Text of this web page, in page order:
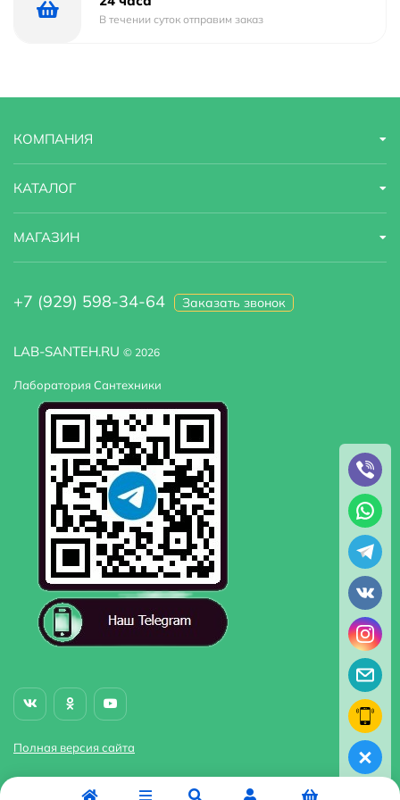
тумба с раковиной
Форма раковины
Материал фасада
Оснащение крепления
Система хранения С ящиками
Цвет раковины : Белый
В течении суток отправим заказ
LAB-SANTEH.RU © 2026
Лаборатория Сантехники
Полная версия сайта
КОМПАНИЯ
КАТАЛОГ
МАГАЗИН
+7 (929) 598-34-64 Заказать звонок